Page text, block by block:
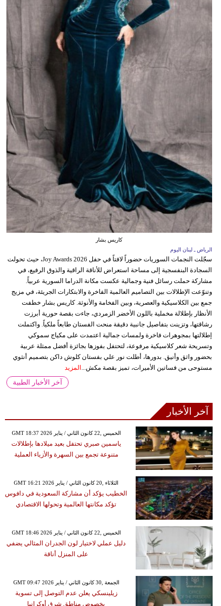
كاريس بشار
الرياض ـ لبنان اليوم
سجّلت النجمات السوريات حضوراً لافتاً في حفل Joy Awards 2026، حيث تحولت
السجادة البنفسجية إلى مساحة استعراض للأناقة الراقية والذوق الرفيع، في
مشاركة حملت رسائل فنية وجمالية عكست مكانة الدراما السورية عربياً.
وتنوّعت الإطلالات بين التصاميم العالمية الفاخرة والابتكارات الجريئة، في مزيج
جمع بين الكلاسيكية والعصرية، وبين الفخامة والأنوثة. كاريس بشار خطفت
الأنظار بإطلالة مخملية باللون الأخضر الزمردي، جاءت بقصة حورية أبرزت
رشاقتها، وتزينت بتفاصيل جانبية دقيقة منحت الفستان طابعاً ملكياً. واكتملت
إطلالتها بمجوهرات فاخرة ولمسات جمالية اعتمدت على مكياج سموكي
وتسريحة شعر كلاسيكية مرفوعة، لتحتفل بفوزها بجائزة أفضل ممثلة عربية
بحضور واثق وأنيق. بدورها، أطلت نور علي بفستان كلوش داكن بتصميم أنثوي
مستوحى من فساتين الأميرات، تميز بقصة مكش... المزيد
آخر الأخبار الطبية
آخر الأخبار
GMT 18:37 2026 الخميس ,22 كانون الثاني / يناير
ياسمين صبري تحتفل بعيد ميلادها بإطلالات
متنوعة تجمع بين السهرة والأزياء العملية
GMT 16:21 2026 الثلاثاء ,20 كانون الثاني / يناير
الخطيب يؤكد أن مشاركة السعودية في دافوس
تؤكد مكانتها العالمية وتحولها الاقتصادي
GMT 18:46 2026 الخميس ,22 كانون الثاني / يناير
دليل عملي لاختيار لون الجدران المثالي يضفي
على المنزل أناقة
GMT 09:47 2026 الجمعة ,30 كانون الثاني / يناير
زيلينسكي يعلن عدم التوصل إلى تسوية
بخصوص مناطق شرق أوكرانيا